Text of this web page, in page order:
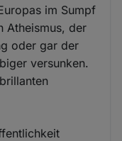
im Sumpf
Atheismus, der
oder gar der
versunken.